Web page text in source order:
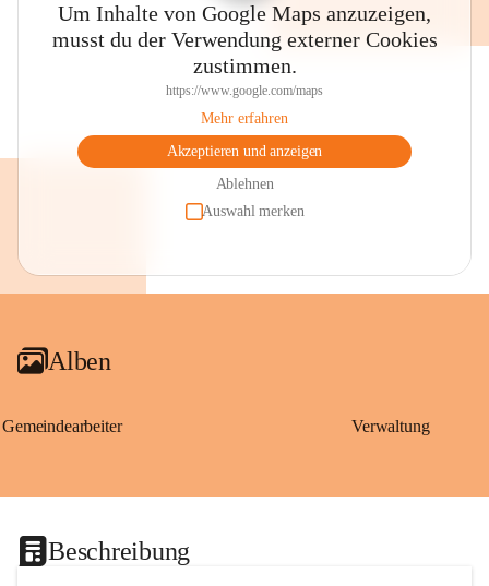
Um Inhalte von Google Maps anzuzeigen,
musst du der Verwendung externer Cookies
zustimmen.
https://www.google.com/maps
Mehr erfahren
Akzeptieren und anzeigen
Ablehnen
Auswahl merken
Alben
Gemeindearbeiter Verwaltung
Beschreibung